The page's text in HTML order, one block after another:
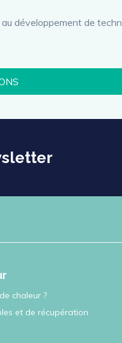
développement de
chaleur ?
et de récupération